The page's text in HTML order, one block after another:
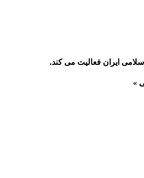
ایران فعالیت می کند.
»